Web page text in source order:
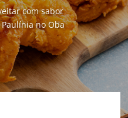
com sabor
no Oba